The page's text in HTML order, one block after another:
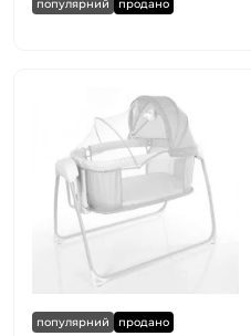
популярний продано
популярний продано